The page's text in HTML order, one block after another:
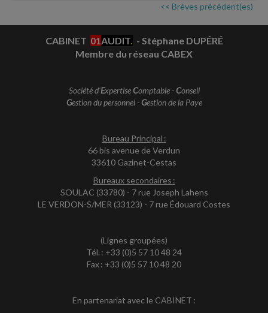
<< Brèves précédent(es)
CABINET 01 AUDIT. - Stéphane DUPÉRÉ
Membre du réseau CABEX
Société d'ExpertiseComptable -Conseil
Gestion du personnel -Gestion de la Paye
Bureau Principal :
66 bis avenue de Verdun
33610 Gazinet-Cestas
Bureaux secondaires :
SOULAC (33780) - 7 rue Joseph Lahens
LE VERDON-S/MER (33123) - 7 rue Édouard Costes
(Lignes groupées)
Tél. : +33 (0)5 57 10 48 24
Fax : +33 (0)5 57 10 48 20
En partenariat avec le CABINET :